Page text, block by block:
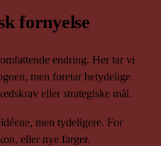
fornyelse
endring. Her tar vi
men foretar betydelige
eller strategiske mål.
men tydeligere. For
eller nye farger.